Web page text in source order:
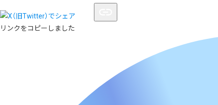
リンクをコピーしました